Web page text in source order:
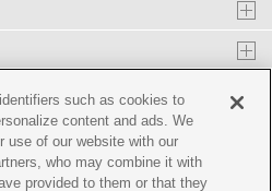
ト
such as cookies to
content and ads. We
use of our website with our
who may combine it with
provided to them or that they